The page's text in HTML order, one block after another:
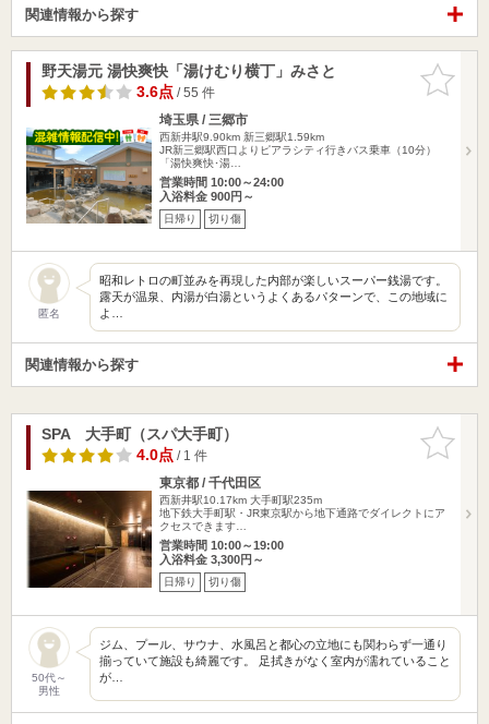
関連情報から探す
お気に入
りに追加
野天湯元 湯快爽快「湯けむり横丁」みさと
3.6点/ 55 件
埼玉県 / 三郷市
西新井駅9.90km 新三郷駅1.59km
JR新三郷駅西口よりピアラシティ行きバス乗車（10分）
「湯快爽快･湯…
営業時間 10:00～24:00
入浴料金 900円～
日帰り 切り傷
匿名
昭和レトロの町並みを再現した内部が楽しいスーパー銭湯です。
露天が温泉、内湯が白湯というよくあるパターンで、この地域に
よ…
関連情報から探す
お気に入
りに追加
SPA 大手町（スパ大手町）
4.0点/ 1 件
東京都 / 千代田区
西新井駅10.17km 大手町駅235m
地下鉄大手町駅・JR東京駅から地下通路でダイレクトにア
クセスできます…
営業時間 10:00～19:00
入浴料金 3,300円～
日帰り 切り傷
50代～
男性
ジム、プール、サウナ、水風呂と都心の立地にも関わらず一通り
揃っていて施設も綺麗です。 足拭きがなく室内が濡れていること
が…